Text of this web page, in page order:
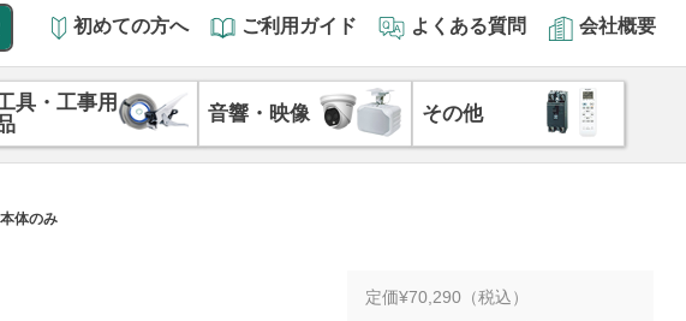
初めての方へ ご利用ガイド よくある質問 会社概要
具・工事用
音響・映像 その他
体のみ
定価¥70,290（税込）